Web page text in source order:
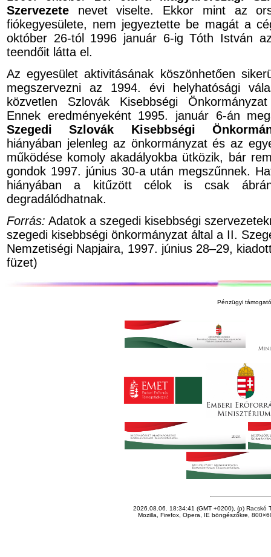
Szervezete nevet viselte. Ekkor mint az
fiókegyesülete, nem jegyeztette be magát a
október 26-tól 1996 január 6-ig Tóth István
teendőit látta el.
Az egyesület aktivitásának köszönhetően
megszervezni az 1994. évi helyhatósági
közvetlen Szlovák Kisebbségi
Ennek eredményeként 1995. január 6-án
Szegedi Szlovák Kisebbségi
hiányában jelenleg az önkormányzat és az
működése komoly akadályokba ütközik, bár
gondok 1997. június 30-a után megszűnnek.
hiányában a kitűzött célok is csak
degradálódhatnak.
Forrás: Adatok a szegedi kisebbségi
szegedi kisebbségi önkormányzat által a II.
Nemzetiségi Napjaira, 1997. június 28–29,
füzet)
Pénzügyi
2026.08.06. 18:34:41 (GMT +0200), (p) Racskó
Mozilla, Firefox, Opera, IE böngészőkre,